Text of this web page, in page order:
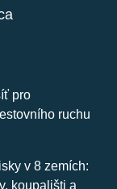
pro
ruchu
v 8 zemích:
koupališti a